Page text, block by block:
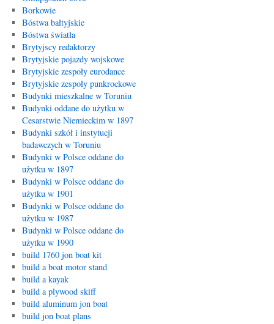
Borkowie
Bóstwa bałtyjskie
Bóstwa światła
Brytyjscy redaktorzy
Brytyjskie pojazdy wojskowe
Brytyjskie zespoły eurodance
Brytyjskie zespoły punkrockowe
Budynki mieszkalne w Toruniu
Budynki oddane do użytku w
Cesarstwie Niemieckim w 1897
Budynki szkół i instytucji
badawczych w Toruniu
Budynki w Polsce oddane do
użytku w 1897
Budynki w Polsce oddane do
użytku w 1901
Budynki w Polsce oddane do
użytku w 1987
Budynki w Polsce oddane do
użytku w 1990
build 1760 jon boat kit
build a boat motor stand
build a kayak
build a plywood skiff
build aluminum jon boat
build jon boat plans